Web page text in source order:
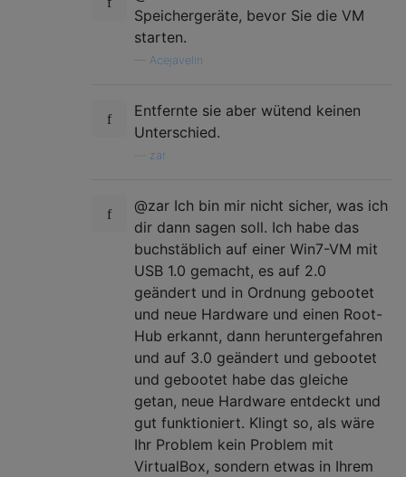
Speichergeräte, bevor Sie die VM
starten.
Acejavelin
Entfernte sie aber wütend keinen
Unterschied.
zar
@zar Ich bin mir nicht sicher, was ich
dir dann sagen soll. Ich habe das
buchstäblich auf einer Win7-VM mit
USB 1.0 gemacht, es auf 2.0
geändert und in Ordnung gebootet
und neue Hardware und einen Root-
Hub erkannt, dann heruntergefahren
und auf 3.0 geändert und gebootet
und gebootet habe das gleiche
getan, neue Hardware entdeckt und
gut funktioniert. Klingt so, als wäre
Ihr Problem kein Problem mit
VirtualBox, sondern etwas in Ihrem